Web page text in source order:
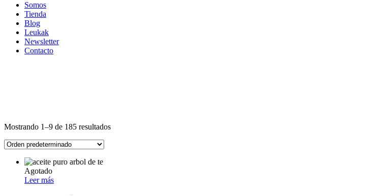
Somos
Tienda
Blog
Leukak
Newsletter
Contacto
Mostrando 1–9 de 185 resultados
Agotado
Leer más